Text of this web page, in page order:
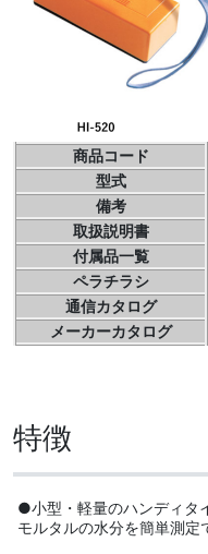
商品コード
型式
備考
取扱説明書
付属品一覧
ペラチラシ
通信カタログ
メーカーカタログ
特徴
●小型・軽量のハンディタ
モルタルの水分を簡単測定